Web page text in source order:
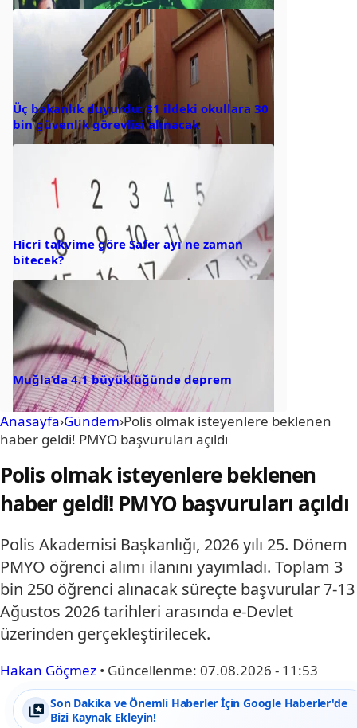
Üç bakanlık duyurdu: 81 ildeki okullara 30
bin güvenlik görevlisi alınacak
Hicri takvime göre Safer ayı ne zaman
bitecek?
Muğla’da 4.1 büyüklüğünde deprem
Anasayfa›Gündem›Polis olmak isteyenlere beklenen
haber geldi! PMYO başvuruları açıldı
Polis olmak isteyenlere beklenen
haber geldi! PMYO başvuruları açıldı
Polis Akademisi Başkanlığı, 2026 yılı 25. Dönem
PMYO öğrenci alımı ilanını yayımladı. Toplam 3
bin 250 öğrenci alınacak süreçte başvurular 7-13
Ağustos 2026 tarihleri arasında e-Devlet
üzerinden gerçekleştirilecek.
Hakan Göçmez • Güncellenme: 07.08.2026 - 11:53
Son Dakika ve Önemli Haberler İçin Google Haberler'de
Bizi Kaynak Ekleyin!